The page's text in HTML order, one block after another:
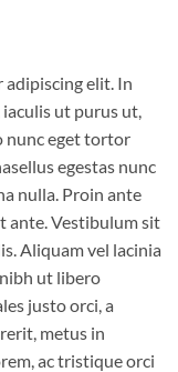
adipiscing elit. In
ut purus ut,
nunc eget tortor
egestas nunc
nulla. Proin ante
ante. Vestibulum sit
Aliquam vel lacinia
ut libero
justo orci, a
metus in
ac tristique orci